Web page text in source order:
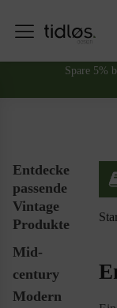
Spare 5%
Entdecke
passende
Vintage
Produkte
Mid-
century
Modern